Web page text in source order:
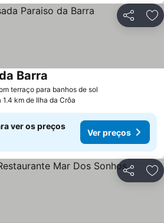
Partilhar
terraço para banhos de sol
Barra
1.4 km de Ilha da Crôa
ver os preços
Ver preços
Partilhar